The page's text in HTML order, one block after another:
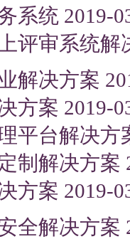
系统 2019-
评审系统解
解决方案
方案 2019-
平台解决方
制解决方案
方案 2019-
全解决方案